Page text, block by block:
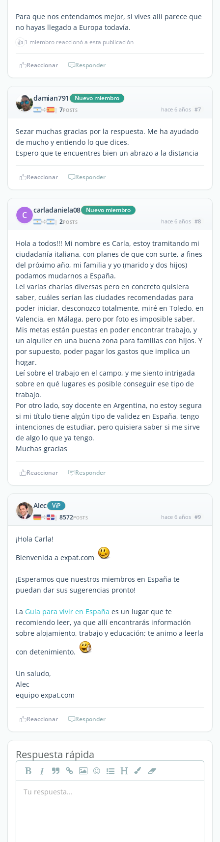
Para que nos entendamos mejor, si vives allí parece que
no hayas llegado a Europa todavía.
👍 1 miembro reaccionó a esta publicación
Reaccionar Responder
damian791 Nuevo miembro
| 7POSTS hace 6 años #7
Sezar muchas gracias por la respuesta. Me ha ayudado
de mucho y entiendo lo que dices.
Espero que te encuentres bien un abrazo a la distancia
Reaccionar Responder
C carladaniela08 Nuevo miembro
| 2POSTS hace 6 años #8
Hola a todos!!! Mi nombre es Carla, estoy tramitando mi
ciudadanía italiana, con planes de que con surte, a fines
del próximo año, mi familia y yo (marido y dos hijos)
podamos mudarnos a España.
Leí varias charlas diversas pero en concreto quisiera
saber, cuáles serían las ciudades recomendadas para
poder iniciar, desconozco totalmente, miré en Toledo, en
Valencia, en Málaga, pero por foto es imposible saber.
Mis metas están puestas en poder encontrar trabajo, y
un alquiler en una buena zona para familias con hijos. Y
por supuesto, poder pagar los gastos que implica un
hogar.
Leí sobre el trabajo en el campo, y me siento intrigada
sobre en qué lugares es posible conseguir ese tipo de
trabajo.
Por otro lado, soy docente en Argentina, no estoy segura
si mi título tiene algún tipo de validez en España, tengo
intenciones de estudiar, pero quisiera saber si me sirve
de algo lo que ya tengo.
Muchas gracias
Reaccionar Responder
Alec ViP
| 8572POSTS hace 6 años #9
¡Hola Carla!
Bienvenida a expat.com
¡Esperamos que nuestros miembros en España te
puedan dar sus sugerencias pronto!
La Guía para vivir en España es un lugar que te
recomiendo leer, ya que allí encontrarás información
sobre alojamiento, trabajo y educación; te animo a leerla
con detenimiento.
Un saludo,
Alec
equipo expat.com
Reaccionar Responder
Respuesta rápida